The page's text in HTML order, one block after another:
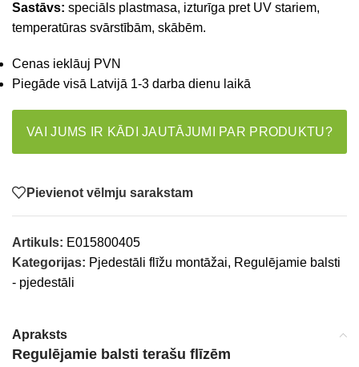
Sastāvs: speciāls plastmasa, izturīga pret UV stariem,
temperatūras svārstībām, skābēm.
Cenas ieklāuj PVN
Piegāde visā Latvijā 1-3 darba dienu laikā
VAI JUMS IR KĀDI JAUTĀJUMI PAR PRODUKTU?
Pievienot vēlmju sarakstam
Artikuls: E015800405
Kategorijas: Pjedestāli flīžu montāžai, Regulējamie balsti
- pjedestāli
Apraksts
Regulējamie balsti terašu flīzēm